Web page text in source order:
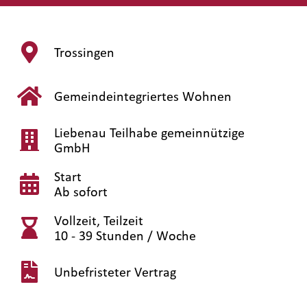
Trossingen
Gemeindeintegriertes Wohnen
Liebenau Teilhabe gemeinnützige
GmbH
Start
Ab sofort
Vollzeit, Teilzeit
10 - 39 Stunden / Woche
Unbefristeter Vertrag